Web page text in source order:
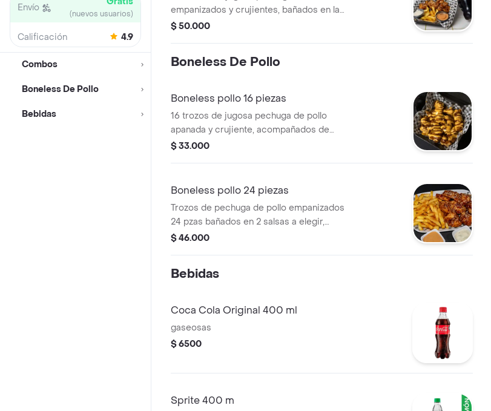
Envío
(nuevos usuarios)
Calificación 4.9
Combos
Boneless De Pollo
Bebidas
empanizados y crujientes, bañados en la
salsa de tu elección. Acompañados de
casa y gaseosa 250ml.
$ 50.000
Boneless De Pollo
Boneless pollo 16 piezas
16 trozos de jugosa pechuga de pollo
apanada y crujiente, acompañados de
260 g de papas fritas doradas. Incluye
$ 33.000
Boneless pollo 24 piezas
Trozos de pechuga de pollo empanizados
24 pzas bañados en 2 salsas a elegir,
acompañado de 220 gr de papas fritas,
$ 46.000
Bebidas
Coca Cola Original 400 ml
gaseosas
$ 6500
Sprite 400 m